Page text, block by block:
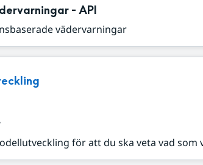
- API
vädervarningar
för att du ska veta vad som